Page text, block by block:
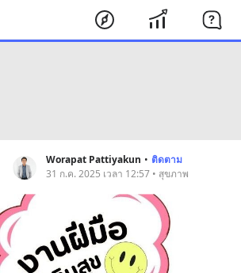
Worapat Pattiyakun • ติดตาม
31 ก.ค. 2025 เวลา 12:57 • สุขภาพ